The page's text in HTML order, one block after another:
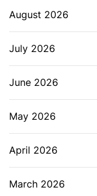
August 2026
July 2026
June 2026
May 2026
April 2026
March 2026